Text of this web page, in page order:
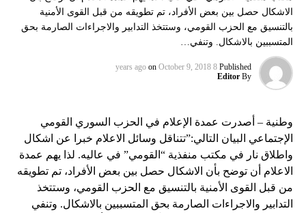
الاشكال حصل بين بعض الأفراد، تم تطويقه من قبل القوى الأمنية
بالتنسيق مع الحزب القومي، وستتخذ التدابير والاجراءات الصارمة بحق
المتسببين بالاشكال. وتنفي…
Published
8 years ago
on October 9, 2018
By
Editor
وطنية – أصدرت عمدة الإعلام في الحزب السوري القومي
الإجتماعي البيان التالي:”تتناقل وسائل الاعلام خبرا عن اشكال
واطلاق نار في مكتب منفذية “القومي” في عاليه. لذا يهم عمدة
الاعلام أن توضح بأن الاشكال حصل بين بعض الأفراد، تم تطويقه
من قبل القوى الأمنية بالتنسيق مع الحزب القومي، وستتخذ
التدابير والاجراءات الصارمة بحق المتسببين بالاشكال. وتنفي